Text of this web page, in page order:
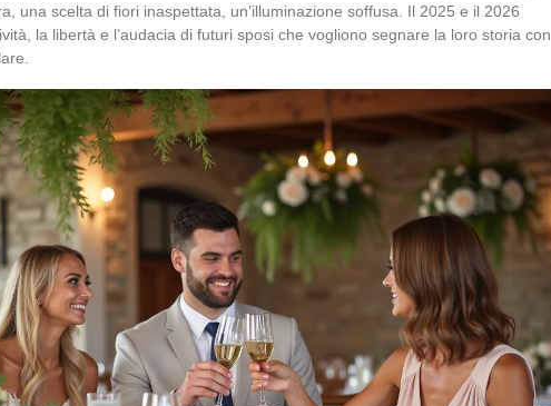
una scelta di fiori inaspettata, un’illuminazione soffusa. Il 2025 e il 2026
la libertà e l’audacia di futuri sposi che vogliono segnare la loro storia con